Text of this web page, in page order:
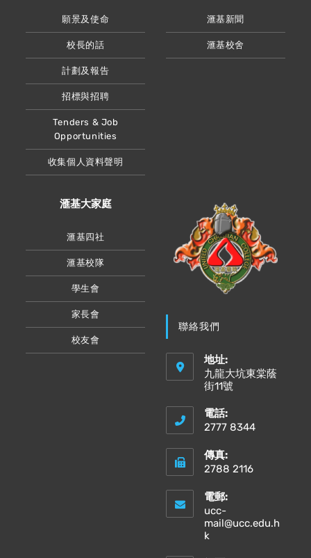
願景及使命
校長的話
計劃及報告
招標與招聘
Tenders & Job
Opportunities
收集個人資料聲明
滙基新聞
滙基校舍
滙基大家庭
滙基四社
滙基校隊
學生會
家長會
校友會
聯絡我們
地址:
九龍大坑東棠蔭
街11號
電話:
2777 8344
傳真:
2788 2116
電郵:
ucc-
mail@ucc.edu.h
k